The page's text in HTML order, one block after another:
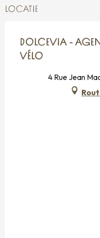
LOCATIE
DOLCEVIA -
VÉLO
4 Rue Jean